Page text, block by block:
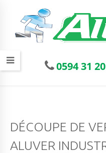
0594 31
DÉCOUPE DE
ALUVER